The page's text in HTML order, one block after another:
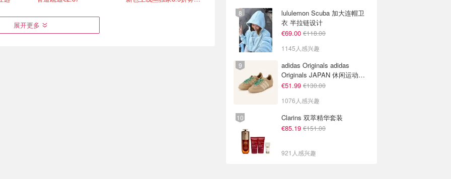
展开更多
lululemon Scuba 加大连帽卫
衣 半拉链设计
€69.00 €118.00
1145人感兴趣
adidas Originals adidas
Originals JAPAN 休闲运动鞋
米色
€51.99 €130.00
1076人感兴趣
Clarins 双萃精华套装
€85.19 €151.00
921人感兴趣